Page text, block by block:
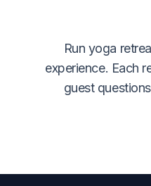
Run yoga
experience. Each
guest